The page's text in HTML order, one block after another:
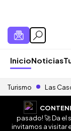
InicioNoticias
Turismo Las
pasado! 🚀 Da el
invitamos a visitar